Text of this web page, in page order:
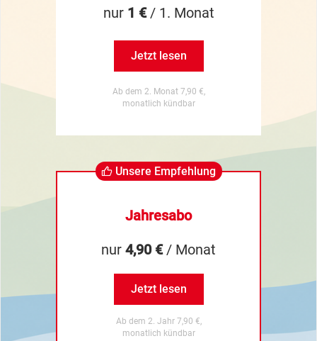
nur 1 €/ 1. Monat
Jetzt lesen
Ab dem 2. Monat 7,90 €,
monatlich kündbar
Unsere Empfehlung
Jahresabo
nur 4,90 €/ Monat
Jetzt lesen
Ab dem 2. Jahr 7,90 €,
monatlich kündbar